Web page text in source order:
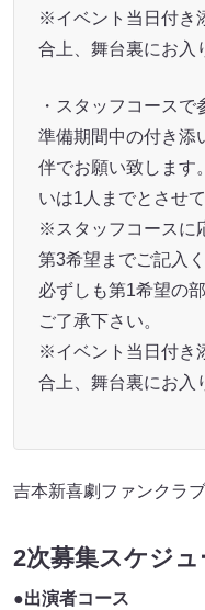
※イベント当日付き
合上、舞台裏にお入
・スタッフコースで
準備期間中の付き添
伴でお願い致します
いは1人までとさせ
※スタッフコースに
第3希望までご記入く
必ずしも第1希望の
ご了承下さい。
※イベント当日付き
合上、舞台裏にお入
吉本新喜劇ファンクラ
2次募集スケジ
●出演者コース